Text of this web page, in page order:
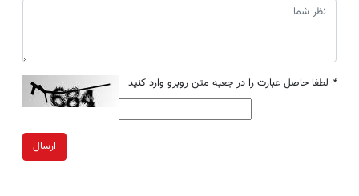
* لطفا حاصل عبارت را در جعبه متن روبرو وارد کنید
ارسال